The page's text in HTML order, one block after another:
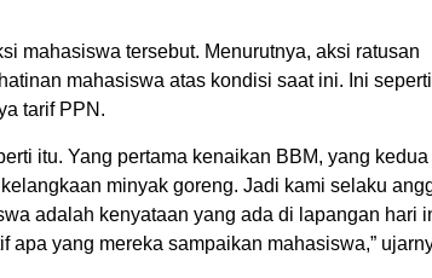
mahasiswa tersebut. Menurutnya, aksi ratusan
mahasiswa atas kondisi saat ini. Ini seperti
tarif PPN.
itu. Yang pertama kenaikan BBM, yang kedua
minyak goreng. Jadi kami selaku
adalah kenyataan yang ada di lapangan hari
apa yang mereka sampaikan mahasiswa,”